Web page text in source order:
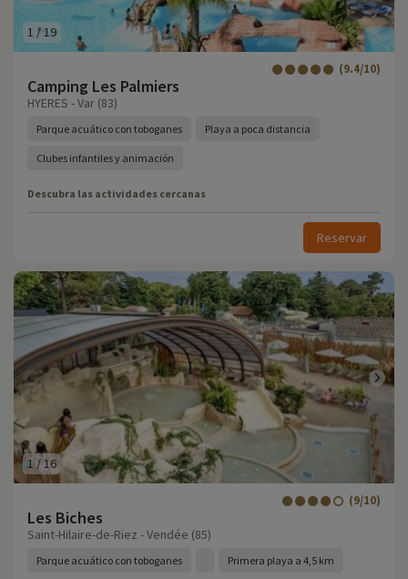
1 /19
Camping Les Palmiers
(9.4/10)
HYERES - Var (83)
Parque acuático con toboganes Playa a poca distancia
Clubes infantiles y animación
Descubra las actividades cercanas
Reservar
1 /16
Les Biches
(9/10)
Saint-Hilaire-de-Riez - Vendée (85)
Parque acuático con toboganes Primera playa a 4,5 km